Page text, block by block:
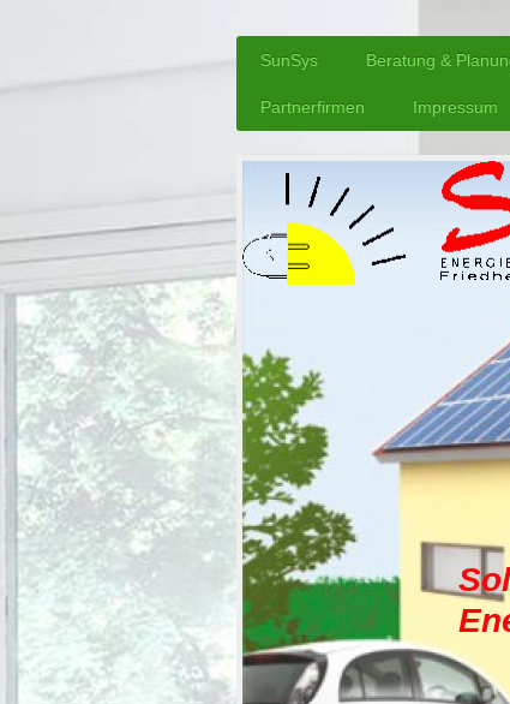
SunSys Beratung &
Partnerfirmen Impressum